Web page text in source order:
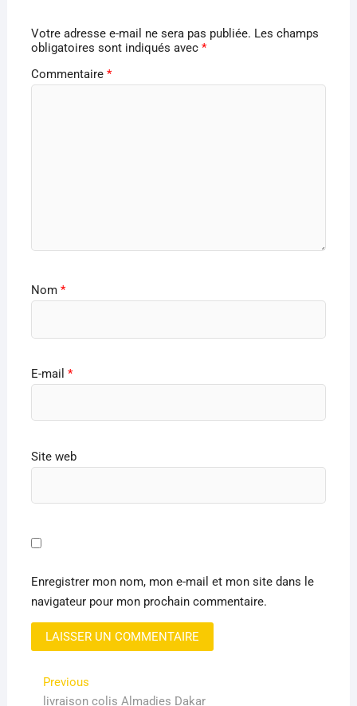
Votre adresse e-mail ne sera pas publiée. Les champs
obligatoires sont indiqués avec *
Commentaire *
Nom *
E-mail *
Site web
Enregistrer mon nom, mon e-mail et mon site dans le
navigateur pour mon prochain commentaire.
Navigation
PreviousPrevious
post:
livraison colis Almadies Dakar